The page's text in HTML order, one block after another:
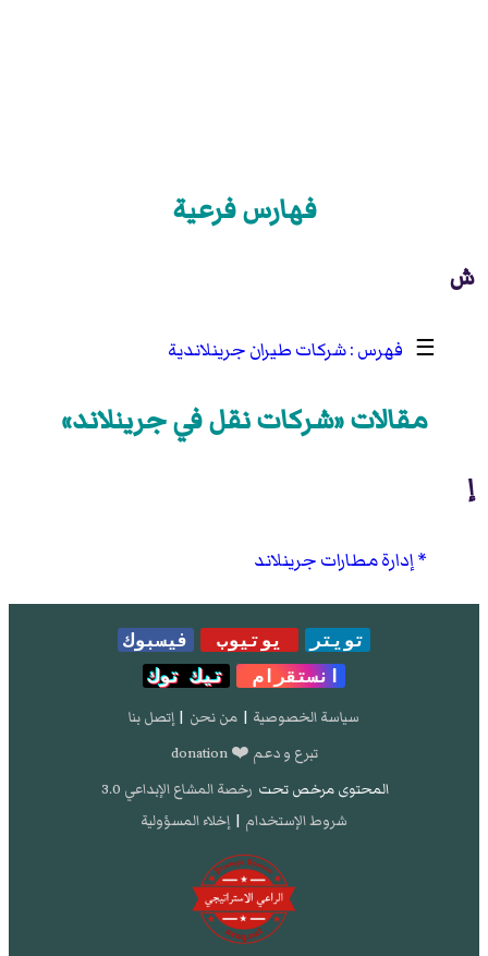
فهارس فرعية
ش
☰ شركات طيران جرينلاندية
مقالات «شركات نقل في جرينلاند»
إ
إدارة مطارات جرينلاند
تويتر يوتيوب
فيسبوك
انستقرام
تيك توك
سياسة الخصوصية | من نحن | إتصل بنا
تبرع و دعم ❤️ donation
المحتوى مرخص تحت رخصة المشاع الإبداعي 3.0
شروط الإستخدام | إخلاء المسؤولية